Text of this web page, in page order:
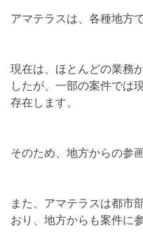
アマテラスは、各種地方
現在は、ほとんどの業務
したが、一部の案件では
存在します。
そのため、地方からの参
また、アマテラスは都市
おり、地方からも案件に